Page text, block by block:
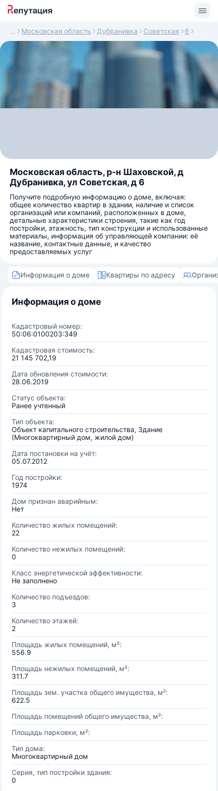
Московская область Дубранивка Советская 6
Московская область, р-н Шаховской, д
Дубранивка, ул Советская, д 6
Получите подробную информацию о доме, включая:
общее количество квартир в здании, наличие и список
организаций или компаний, расположенных в доме,
детальные характеристики строения, такие как год
постройки, этажность, тип конструкции и использованные
материалы, информация об управляющей компании: её
название, контактные данные, и качество
предоставляемых услуг
Информация о доме Квартиры по адресу
Информация о доме
Кадастровый номер:
50:06:0100203:349
Кадастровая стоимость:
21 145 702,19
Дата обновления стоимости:
28.06.2019
Статус объекта:
Ранее учтенный
Тип объекта:
Объект капитального строительства, Здание
(Многоквартирный дом, жилой дом)
Дата постановки на учёт:
05.07.2012
Год постройки:
1974
Дом признан аварийным:
Нет
Количество жилых помещений:
22
Количество нежилых помещений:
0
Класс энергетической эффективности:
Не заполнено
Количество подъездов:
3
Количество этажей:
2
Площадь жилых помещений, м²:
556.9
Площадь нежилых помещений, м²:
311.7
Площадь зем. участка общего имущества, м²:
622.5
Площадь помещений общего имущества, м²:
Площадь парковки, м²:
Тип дома:
Многоквартирный дом
Серия, тип постройки здания:
0